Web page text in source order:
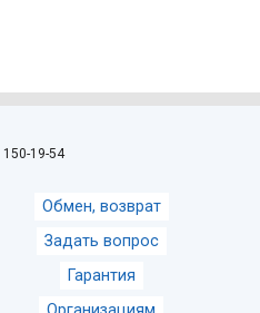
19-54
Обмен, возврат
Задать вопрос
Гарантия